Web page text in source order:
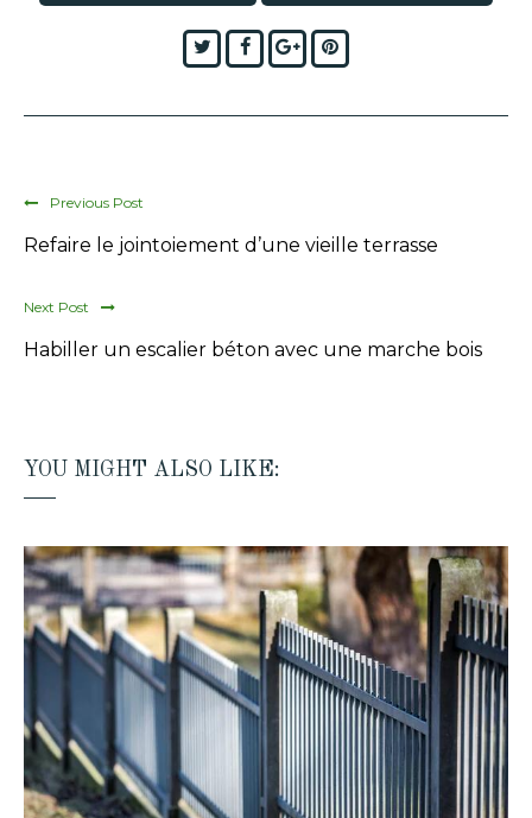
TwitterFacebook
Google+Pinterest
Previous Post
Refaire le jointoiement d’une vieille terrasse
Next Post
Habiller un escalier béton avec une marche bois
YOU MIGHT ALSO LIKE: